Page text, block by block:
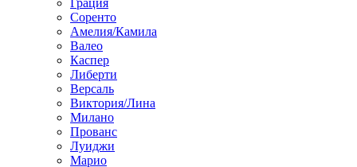
Грация
Соренто
Амелия/Камила
Валео
Каспер
Либерти
Версаль
Виктория/Лина
Милано
Прованс
Луиджи
Марио